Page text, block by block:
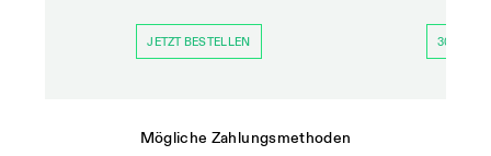
JETZT BESTELLEN 30 TAGE
Mögliche Zahlungsmethoden